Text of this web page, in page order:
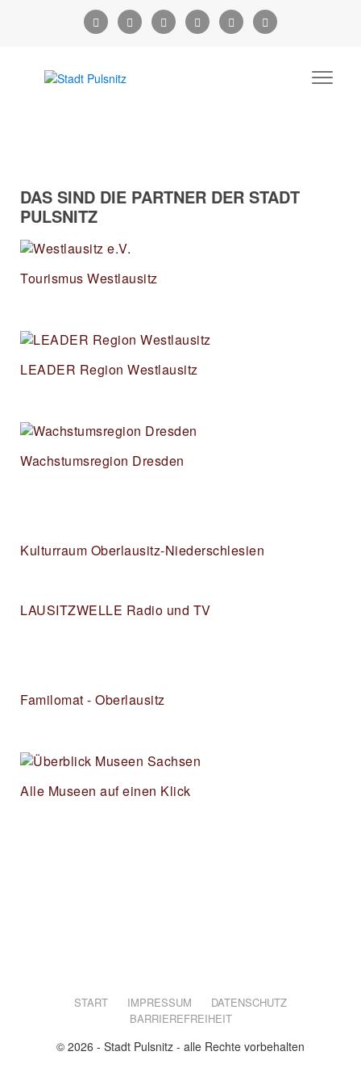
DAS SIND DIE PARTNER DER STADT
PULSNITZ
Tourismus Westlausitz
LEADER Region Westlausitz
Wachstumsregion Dresden
Kulturraum Oberlausitz-Niederschlesien
LAUSITZWELLE Radio und TV
Familomat - Oberlausitz
Alle Museen auf einen Klick
START IMPRESSUM
DATENSCHUTZ
BARRIEREFREIHEIT
© 2026 - Stadt Pulsnitz - alle Rechte vorbehalten